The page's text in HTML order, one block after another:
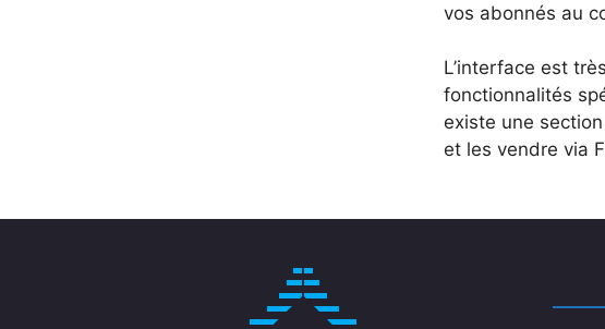
vos abonnés au
L’interface est
fonctionnalités
existe une
et les vendre via